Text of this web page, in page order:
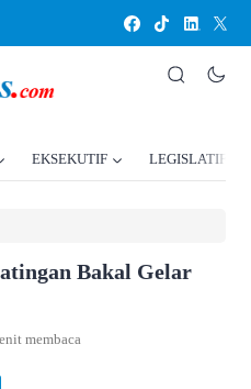
EKSEKUTIF LEGISLATIF
Bakal Gelar
membaca